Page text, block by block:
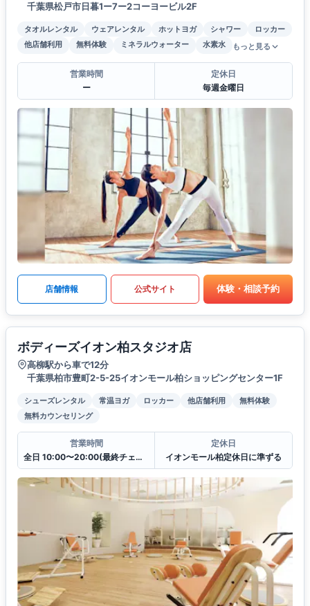
千葉県松戸市日暮1ー7ー2コーヨービル2F
タオルレンタル ウェアレンタル ホットヨガ シャワー
ロッカー
他店舗利用
無料体験 ミネラルウォーター 水素水 もっと見る
営業時間
ー
定休日
毎週金曜日
店舗情報 公式サイト 体験・相談予約
ボディーズイオン柏スタジオ店
高柳駅から車で12分
千葉県柏市豊町2-5-25イオンモール柏ショッピングセンター1F
シューズレンタル 常温ヨガ ロッカー 他店舗利用
無料体験
無料カウンセリング
営業時間
全日 10:00〜20:00(最終チェックイン19:30)
定休日
イオンモール柏定休日に準ずる